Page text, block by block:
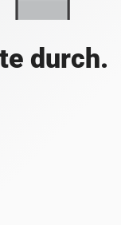
durch.